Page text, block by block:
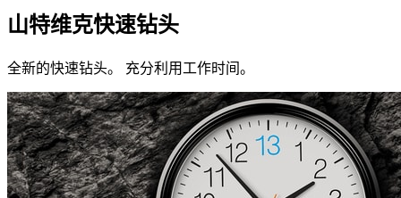
山特维克快速钻头
全新的快速钻头。 充分利用工作时间。